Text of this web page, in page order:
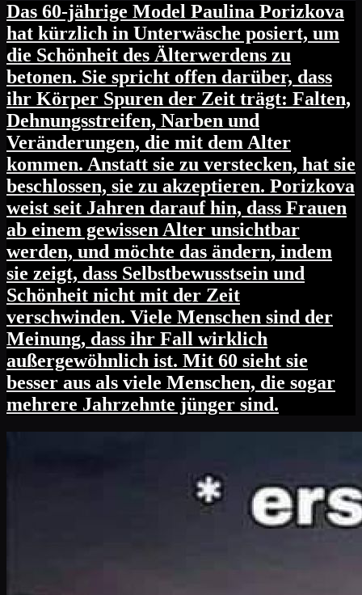
Das 60-jährige Model Paulina Porizkova
hat kürzlich in Unterwäsche posiert, um
die Schönheit des Älterwerdens zu
betonen. Sie spricht offen darüber, dass
ihr Körper Spuren der Zeit trägt: Falten,
Dehnungsstreifen, Narben und
Veränderungen, die mit dem Alter
kommen. Anstatt sie zu verstecken, hat sie
beschlossen, sie zu akzeptieren. Porizkova
weist seit Jahren darauf hin, dass Frauen
ab einem gewissen Alter unsichtbar
werden, und möchte das ändern, indem
sie zeigt, dass Selbstbewusstsein und
Schönheit nicht mit der Zeit
verschwinden. Viele Menschen sind der
Meinung, dass ihr Fall wirklich
außergewöhnlich ist. Mit 60 sieht sie
besser aus als viele Menschen, die sogar
mehrere Jahrzehnte jünger sind.